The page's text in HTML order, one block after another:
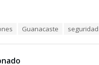
Guanacaste seguridad